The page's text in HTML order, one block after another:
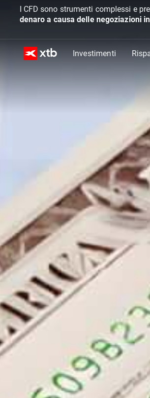
I CFD sono strumenti complessi e
denaro a causa delle negoziazioni
Investimenti